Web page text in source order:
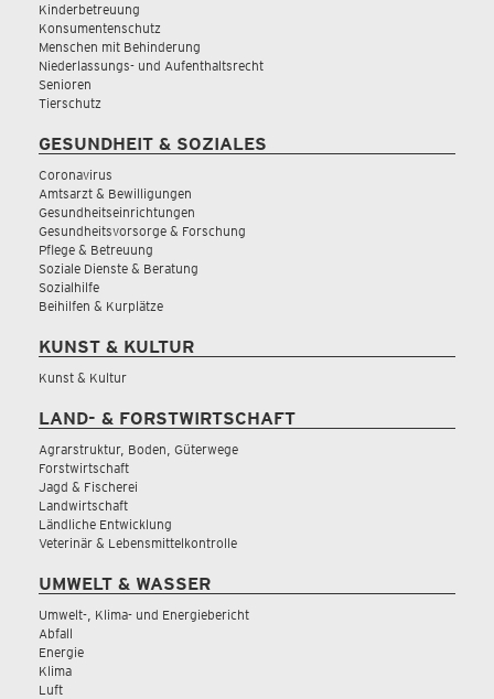
Kinderbetreuung
Konsumentenschutz
Menschen mit Behinderung
Niederlassungs- und Aufenthaltsrecht
Senioren
Tierschutz
GESUNDHEIT & SOZIALES
Coronavirus
Amtsarzt & Bewilligungen
Gesundheitseinrichtungen
Gesundheitsvorsorge & Forschung
Pflege & Betreuung
Soziale Dienste & Beratung
Sozialhilfe
Beihilfen & Kurplätze
KUNST & KULTUR
Kunst & Kultur
LAND- & FORSTWIRTSCHAFT
Agrarstruktur, Boden, Güterwege
Forstwirtschaft
Jagd & Fischerei
Landwirtschaft
Ländliche Entwicklung
Veterinär & Lebensmittelkontrolle
UMWELT & WASSER
Umwelt-, Klima- und Energiebericht
Abfall
Energie
Klima
Luft